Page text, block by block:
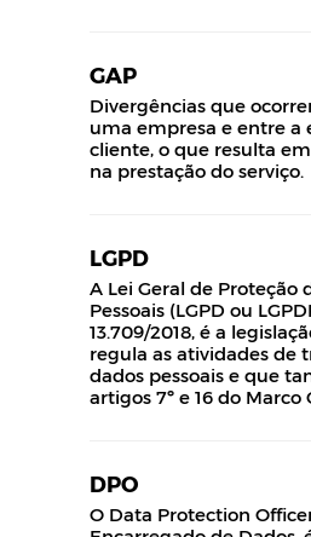
GAP
Divergências que
uma empresa e entre a
cliente, o que resulta
na prestação do serviço.
LGPD
A Lei Geral de Proteção
Pessoais (LGPD ou
13.709/2018, é a
regula as atividades de
dados pessoais e que
artigos 7º e 16 do
DPO
O Data Protection